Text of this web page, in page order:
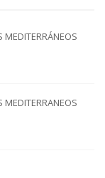
MEDITERRÁNEOS
MEDITERRANEOS